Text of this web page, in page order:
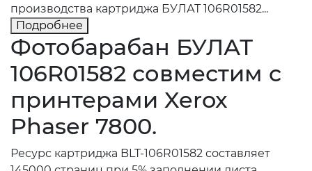
производства картриджа БУЛАТ 106R01582...
Подробнее
Фотобарабан БУЛАТ
106R01582 совместим с
принтерами Xerox
Phaser 7800.
Ресурс картриджа BLT-106R01582 составляет